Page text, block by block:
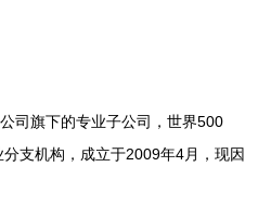
司旗下的专业子公司，世界500
支机构，成立于2009年4月，现因